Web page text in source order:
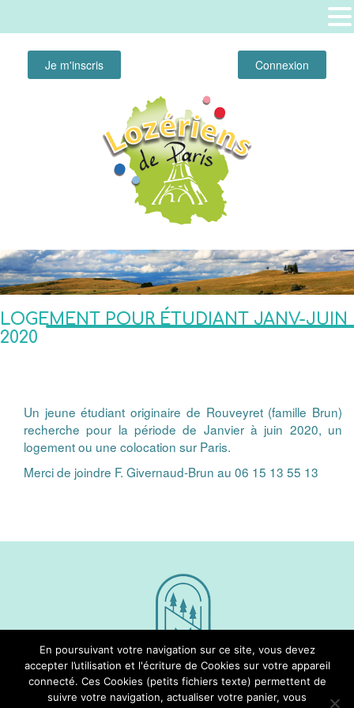
Connexion
Je m'inscris
LOGEMENT POUR ÉTUDIANT JANV-JUIN
2020
Un jeune étudiant originaire de Rouveyret (famille Brun)
recherche pour la période de Janvier à juin 2020, un
logement ou une colocation sur Paris.
Merci de joindre F. Givernaud-Brun au 06 15 13 55 13
Nous Suivre
En poursuivant votre navigation sur ce site, vous devez
accepter l’utilisation et l'écriture de Cookies sur votre appareil
connecté. Ces Cookies (petits fichiers texte) permettent de
suivre votre navigation, actualiser votre panier, vous